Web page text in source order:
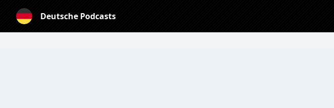
Deutsche Podcasts